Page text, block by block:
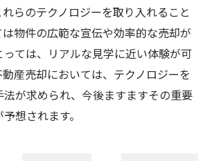
らのテクノロジーを取り入れること
物件の広範な宣伝や効率的な売却が
ては、リアルな見学に近い体験が可
産売却においては、テクノロジーを
が求められ、今後ますますその重要
想されます。